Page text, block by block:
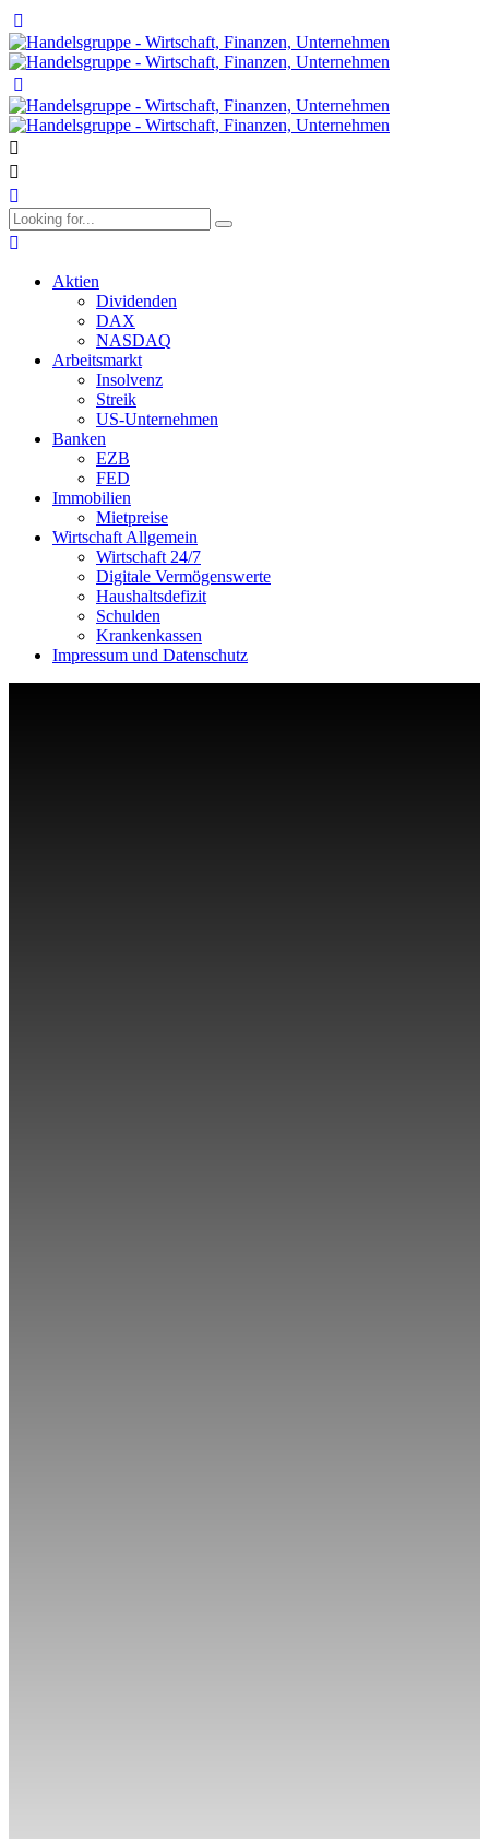
Aktien
Dividenden
DAX
NASDAQ
Arbeitsmarkt
Insolvenz
Streik
US-Unternehmen
Banken
EZB
FED
Immobilien
Mietpreise
Wirtschaft Allgemein
Wirtschaft 24/7
Digitale Vermögenswerte
Haushaltsdefizit
Schulden
Krankenkassen
Impressum und Datenschutz